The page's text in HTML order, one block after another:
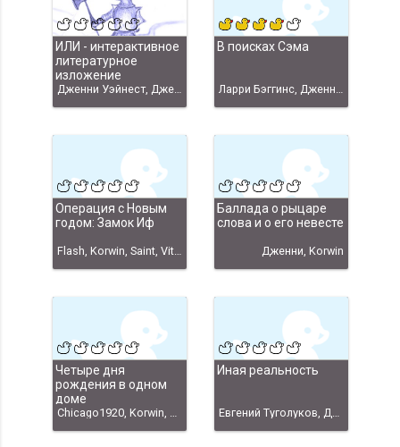
ИЛИ - интерактивное
литературное
изложение
Дженни Уэйнест, Дженни
В поисках Сэма
Ларри Бэггинс, Дженни Уэйнест, Дженни
Операция с Новым
годом: Замок Иф
Flash, Korwin, Saint, Vito, Ajenta, Jenny, Korwin&Jenny, Витана Нiрко
Баллада о рыцаре
слова и о его невесте
Дженни, Korwin
Четыре дня
рождения в одном
доме
Chicago1920, Korwin, Jenny, Saint, Ajenta, Агент 007, Korwin & Jenny
Иная реальность
Евгений Туголуков, Дженни Уэйнест, Дженни, Туголуков, Евгений